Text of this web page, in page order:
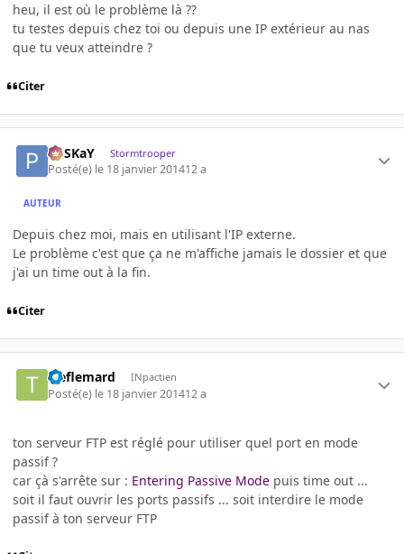
heu, il est où le problème là ??
tu testes depuis chez toi ou depuis une IP extérieur au nas
que tu veux atteindre ?
Citer
PoSKaY Stormtrooper
Posté(e) le 18 janvier 201412 a
AUTEUR
Depuis chez moi, mais en utilisant l'IP externe.
Le problème c'est que ça ne m'affiche jamais le dossier et que
j'ai un time out à la fin.
Citer
treflemard INpactien
Posté(e) le 18 janvier 201412 a
ton serveur FTP est réglé pour utiliser quel port en mode
passif ?
car çà s'arrête sur : Entering Passive Mode puis time out ...
soit il faut ouvrir les ports passifs ... soit interdire le mode
passif à ton serveur FTP